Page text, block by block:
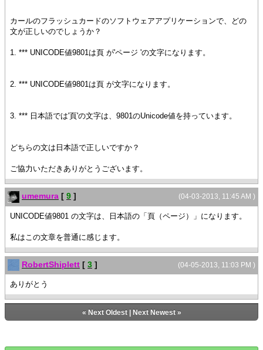
カールのフラッシュカードのソフトウェアアプリケーションで、どの
文が正しいのでしょうか？
1. *** UNICODE値9801は頁 が'ページ 'の文字になります。
2. *** UNICODE値9801は頁 が文字になります。
3. *** 日本語では'頁'の文字は、9801のUnicode値を持っています。
どちらの文は日本語で正しいですか？
ご協力いただきありがとうございます。
(04-03-2013, 11:45 AM )
umemura [ 9 ]
UNICODE値9801 の文字は、日本語の「頁（ページ）」になります。
私はこの文章を普通に感じます。
(04-05-2013, 11:03 PM )
RobertShiplett [ 3 ]
ありがとう
« Next Oldest| Next Newest»